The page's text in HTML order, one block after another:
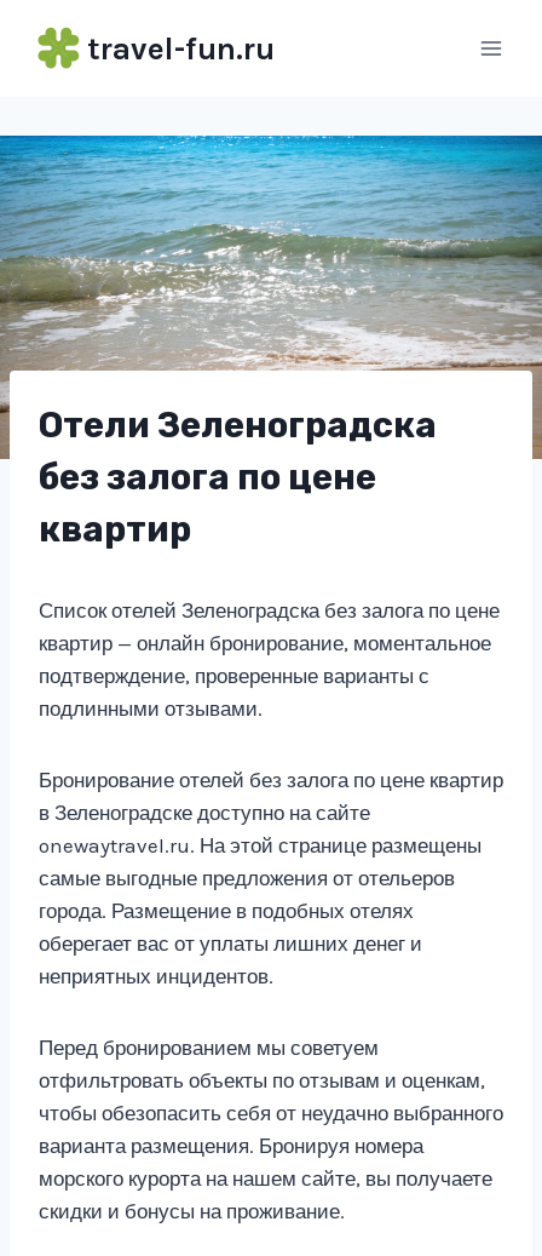
travel-fun.ru
Отели Зеленоградска
без залога по цене
квартир
Список отелей Зеленоградска без залога по цене
квартир — онлайн бронирование, моментальное
подтверждение, проверенные варианты с
подлинными отзывами.
Бронирование отелей без залога по цене квартир
в Зеленоградске доступно на сайте
onewaytravel.ru. На этой странице размещены
самые выгодные предложения от отельеров
города. Размещение в подобных отелях
оберегает вас от уплаты лишних денег и
неприятных инцидентов.
Перед бронированием мы советуем
отфильтровать объекты по отзывам и оценкам,
чтобы обезопасить себя от неудачно выбранного
варианта размещения. Бронируя номера
морского курорта на нашем сайте, вы получаете
скидки и бонусы на проживание.